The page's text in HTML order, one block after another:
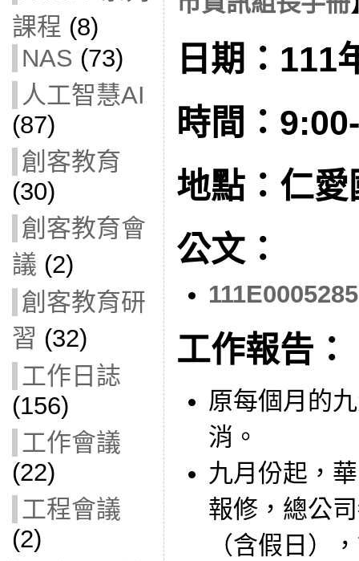
課程 (8)
NAS (73)
人工智慧AI
(87)
創客教育
(30)
創客教育會
議 (2)
創客教育研
習 (32)
工作日誌
(156)
工作會議
(22)
工程會議
(2)
日期：111
時間：
地點：仁愛
公文：
111E0005285
工作報告：
原每個月的
消。
九月份起，
報修，總公
（含假日）